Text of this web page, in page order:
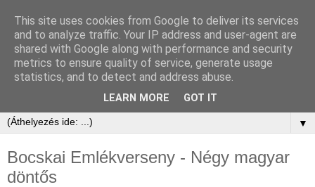
▼
Bocskai Emlékverseny - Négy magyar
döntős
This site uses cookies from Google to deliver its services
and to analyze traffic. Your IP address and user-agent are
shared with Google along with performance and security
metrics to ensure quality of service, generate usage
statistics, and to detect and address abuse.
LEARN MORE GOT IT